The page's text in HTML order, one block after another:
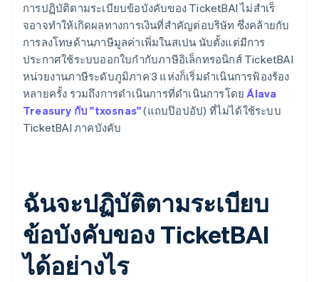
การปฏิบัติตามระเบียบข้อบังคับของ TicketBAI ไม่สําเร็
จอาจทําให้เกิดผลทางการเงินที่สําคัญต่อบริษัท ซึ่งคล้ายกับ
การลงโทษด้านภาษีมูลค่าเพิ่มในสเปน นับตั้งแต่มีการ
ประกาศใช้ระบบออกใบกํากับภาษีอิเล็กทรอนิกส์ TicketBAI
หน่วยงานภาษีระดับภูมิภาค 3 แห่งก็เริ่มดําเนินการฟ้องร้อง
หลายครั้ง รวมถึงการดําเนินการที่ดําเนินการโดยÁlava
Treasury กับ "txosnas"(แถบป๊อปอัป) ที่ไม่ได้ใช้ระบบ
TicketBAI ภาคบังคับ
ฉันจะปฏิบัติตามระเบียบ
ข้อบังคับของ TicketBAI
ได้อย่างไร